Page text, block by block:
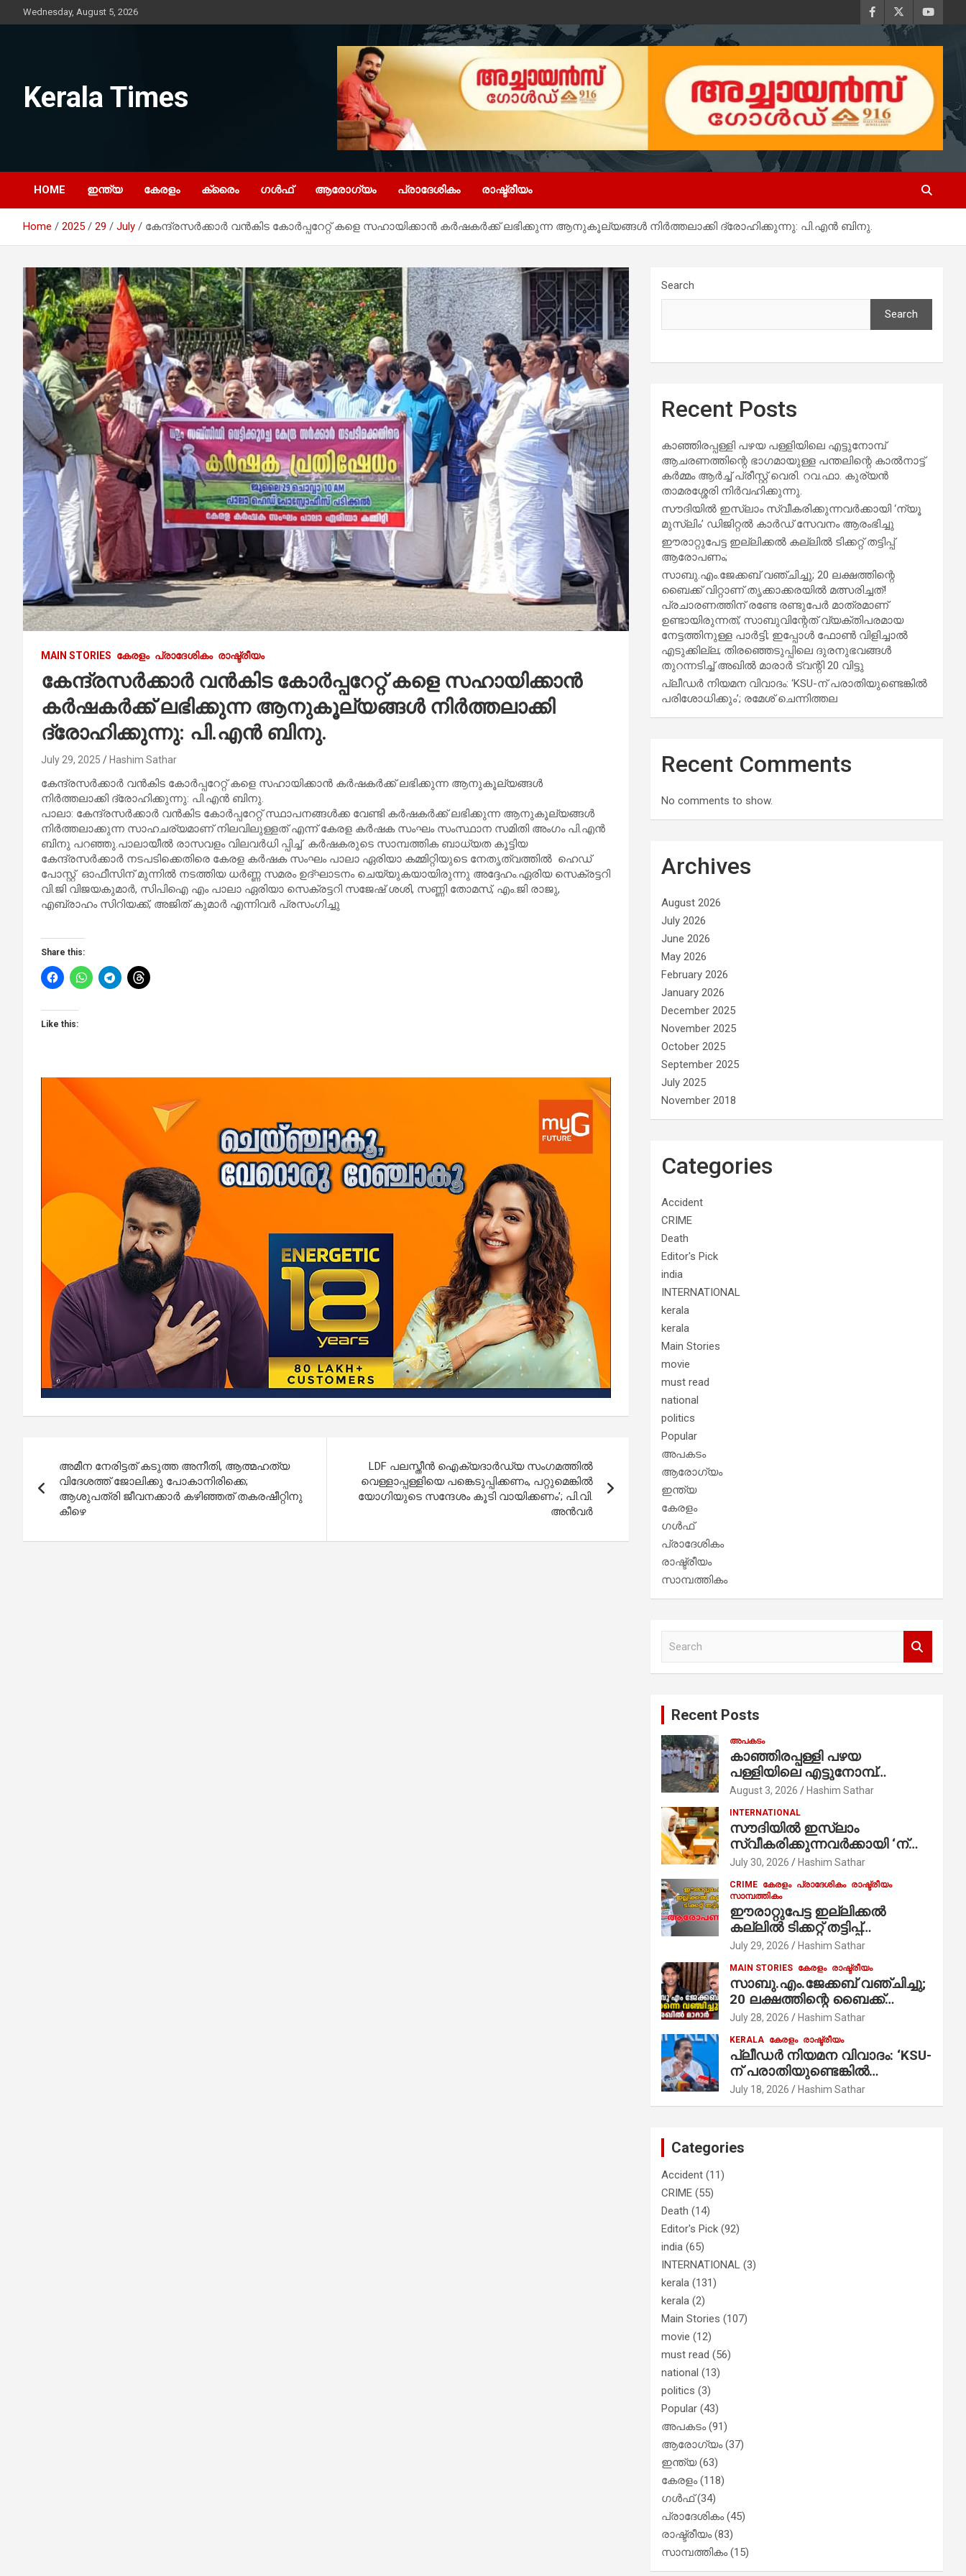
to
Wednesday, August 5, 2026
Kerala Times
HOME ഇന്ത്യ കേരളം ക്രൈം ഗൾഫ് ആരോഗ്യം പ്രാദേശികം രാഷ്ട്രീയം
Home 2025 29 July കേന്ദ്രസർക്കാർ വൻകിട കോർപ്പറേറ്റ് കളെ സഹായിക്കാൻ കർഷകർക്ക് ലഭിക്കുന്ന ആനുകൂല്യങ്ങൾ നിർത്തലാക്കി ദ്രോഹിക്കുന്നു: പി.എൻ ബിനു.
MAIN STORIES കേരളം പ്രാദേശികം രാഷ്ട്രീയം
കേന്ദ്രസർക്കാർ വൻകിട കോർപ്പറേറ്റ് കളെ സഹായിക്കാൻ
കർഷകർക്ക് ലഭിക്കുന്ന ആനുകൂല്യങ്ങൾ നിർത്തലാക്കി
ദ്രോഹിക്കുന്നു: പി.എൻ ബിനു.
July 29, 2025 Hashim Sathar
കേന്ദ്രസർക്കാർ വൻകിട കോർപ്പറേറ്റ് കളെ സഹായിക്കാൻ കർഷകർക്ക് ലഭിക്കുന്ന ആനുകൂല്യങ്ങൾ
നിർത്തലാക്കി ദ്രോഹിക്കുന്നു: പി.എൻ ബിനു.
പാലാ: കേന്ദ്രസർക്കാർ വൻകിട കോർപ്പറേറ്റ് സ്ഥാപനങ്ങൾക്ക വേണ്ടി കർഷകർക്ക് ലഭിക്കുന്ന ആനുകൂല്യങ്ങൾ
നിർത്തലാക്കുന്ന സാഹചര്യമാണ് നിലവിലുള്ളത് എന്ന് കേരള കർഷക സംഘം സംസ്ഥാന സമിതി അംഗം പി.എൻ
ബിനു പറഞ്ഞു.പാലായീൽ രാസവളം വിലവർധി പ്പിച്ച് കർഷകരുടെ സാമ്പത്തിക ബാധ്യത കൂട്ടിയ
കേന്ദ്രസർക്കാർ നടപടിക്കെതിരെ കേരള കർഷക സംഘം പാലാ ഏരിയാ കമ്മിറ്റിയുടെ നേതൃത്വത്തിൽ ഹെഡ്
പോസ്റ്റ്‌ ഓഫീസിന് മുന്നിൽ നടത്തിയ ധർണ്ണ സമരം ഉദ്ഘാടനം ചെയ്യുകയായിരുന്നു അദ്ദേഹം.ഏരിയ സെക്രട്ടറി
വി.ജി വിജയകുമാർ, സിപിഐ എം പാലാ ഏരിയാ സെക്രട്ടറി സജേഷ് ശശി, സണ്ണി തോമസ്, എം.ജി രാജു,
എബ്രാഹം സിറിയക്ക്, അജിത് കുമാർ എന്നിവർ പ്രസംഗിച്ചു
Share this:
Like this:
navigation
അമീന നേരിട്ടത് കടുത്ത അനീതി, ആത്മഹത്യ
വിദേശത്ത് ജോലിക്കു പോകാനിരിക്കെ;
ആശുപത്രി ജീവനക്കാർ കഴിഞ്ഞത് തകരഷീറ്റിനു
കീഴെ
LDF പലസ്തീൻ ഐക്യദാർഡ്യ സംഗമത്തിൽ
വെള്ളാപ്പള്ളിയെ പങ്കെടുപ്പിക്കണം, പറ്റുമെങ്കിൽ
യോഗിയുടെ സന്ദേശം കൂടി വായിക്കണം’; പി.വി.
അൻവർ
Search
Search
Recent Posts
കാഞ്ഞിരപ്പള്ളി പഴയ പള്ളിയിലെ എട്ടുനോമ്പ്
ആചരണത്തിന്റെ ഭാഗമായുള്ള പന്തലിന്റെ കാൽനാട്ട്
കർമ്മം ആർച്ച് പ്രീസ്റ്റ് വെരി. റവ.ഫാ. കുര്യൻ
താമരശ്ശേരി നിർവഹിക്കുന്നു.
സൗദിയില്‍ ഇസ്‌ലാം സ്വീകരിക്കുന്നവര്‍ക്കായി ‘ന്യൂ
മുസ്ലിം’ ഡിജിറ്റല്‍ കാര്‍ഡ് സേവനം ആരംഭിച്ചു
ഈരാറ്റുപേട്ട ഇല്ലിക്കൽ കല്ലിൽ ടിക്കറ്റ് തട്ടിപ്പ്
ആരോപണം;
സാബു.എം.ജേക്കബ് വഞ്ചിച്ചു; 20 ലക്ഷത്തിന്റെ
ബൈക്ക് വിറ്റാണ് തൃക്കാക്കരയില്‍ മത്സരിച്ചത്!
പ്രചാരണത്തിന് രണ്ടേ രണ്ടുപേര്‍ മാത്രമാണ്
ഉണ്ടായിരുന്നത്; സാബുവിന്റേത് വ്യക്തിപരമായ
നേട്ടത്തിനുള്ള പാര്‍ട്ടി; ഇപ്പോള്‍ ഫോണ്‍ വിളിച്ചാല്‍
എടുക്കില്ല; തിരഞ്ഞെടുപ്പിലെ ദുരനുഭവങ്ങള്‍
തുറന്നടിച്ച് അഖില്‍ മാരാര്‍ ട്വന്റി 20 വിട്ടു
പ്ലീഡർ നിയമന വിവാദം: ‘KSU-ന് പരാതിയുണ്ടെങ്കിൽ
പരിശോധിക്കും’; രമേശ് ചെന്നിത്തല
Recent Comments
No comments to show.
Archives
August 2026
July 2026
June 2026
May 2026
February 2026
January 2026
December 2025
November 2025
October 2025
September 2025
July 2025
November 2018
Categories
Accident
CRIME
Death
Editor's Pick
india
INTERNATIONAL
kerala
kerala
Main Stories
movie
must read
national
politics
Popular
അപകടം
ആരോഗ്യം
ഇന്ത്യ
കേരളം
ഗൾഫ്
പ്രാദേശികം
രാഷ്ട്രീയം
സാമ്പത്തികം
Recent Posts
അപകടം
കാഞ്ഞിരപ്പള്ളി പഴയ
പള്ളിയിലെ എട്ടുനോമ്പ്
ആചരണത്തിന്റെ ഭാഗമായുള്ള
ആർച്ച് പ്രീസ്റ്റ് വെരി. റവ.ഫാ.
കുര്യൻ താമരശ്ശേരി
നിർവഹിക്കുന്നു.
August 3, 2026 Hashim Sathar
INTERNATIONAL
സൗദിയില്‍ ഇസ്‌ലാം
സ്വീകരിക്കുന്നവര്‍ക്കായി ‘ന്യൂ
മുസ്ലിം’ ഡിജിറ്റല്‍ കാര്‍ഡ്
സേവനം ആരംഭിച്ചു
July 30, 2026 Hashim Sathar
CRIME കേരളം പ്രാദേശികം രാഷ്ട്രീയം
സാമ്പത്തികം
ഈരാറ്റുപേട്ട ഇല്ലിക്കൽ
കല്ലിൽ ടിക്കറ്റ് തട്ടിപ്പ്
ആരോപണം;
July 29, 2026 Hashim Sathar
MAIN STORIES കേരളം രാഷ്ട്രീയം
സാബു.എം.ജേക്കബ് വഞ്ചിച്ചു;
20 ലക്ഷത്തിന്റെ ബൈക്ക്
വിറ്റാണ് തൃക്കാക്കരയില്‍
മത്സരിച്ചത്! പ്രചാരണത്തിന്
രണ്ടേ രണ്ടുപേര്‍ മാത്രമാണ്
ഉണ്ടായിരുന്നത്; സാബുവിന്റേത്
വ്യക്തിപരമായ നേട്ടത്തിനുള്ള
പാര്‍ട്ടി; ഇപ്പോള്‍ ഫോണ്‍
വിളിച്ചാല്‍ എടുക്കില്ല;
ദുരനുഭവങ്ങള്‍ തുറന്നടിച്ച്
അഖില്‍ മാരാര്‍ ട്വന്റി 20 വിട്ടു
July 28, 2026 Hashim Sathar
KERALA കേരളം രാഷ്ട്രീയം
പ്ലീഡർ നിയമന വിവാദം: ‘KSU-
ന് പരാതിയുണ്ടെങ്കിൽ
പരിശോധിക്കും’; രമേശ്
ചെന്നിത്തല
July 18, 2026 Hashim Sathar
Categories
Accident (11)
CRIME (55)
Death (14)
Editor's Pick (92)
india (65)
INTERNATIONAL (3)
kerala (131)
kerala (2)
Main Stories (107)
movie (12)
must read (56)
national (13)
politics (3)
Popular (43)
അപകടം(91)
ആരോഗ്യം(37)
ഇന്ത്യ(63)
കേരളം(118)
ഗൾഫ്(34)
പ്രാദേശികം(45)
രാഷ്ട്രീയം(83)
സാമ്പത്തികം(15)